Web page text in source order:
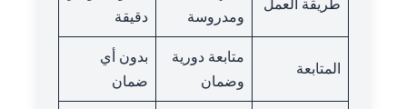
ومدروسة
دقيقة
المتابعة
متابعة دورية
وضمان
بدون أي
ضمان